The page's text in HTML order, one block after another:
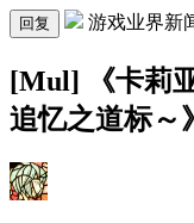
回复 游戏业界新
[Mul] 《卡莉
追忆之道标～